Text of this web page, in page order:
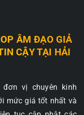
ÂM ĐẠO GIẢ
CẬY TẠI HẢI
đơn vị chuyên kinh
mức giá tốt nhất và